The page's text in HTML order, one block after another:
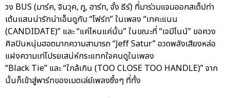
วง BUS (มาร์ค, จินวุค, ภู, ฮาร์ท, จั๋ง ธีร์) ที่มาร่วมแจมออกสเต็ปท่า
เต้นแสนน่ารักน่าเอ็นดูกับ “โฟร์ท” ในเพลง “เทคะแนน
(CANDIDATE)” และ “แค่ไหนแค่นั้น” ในขณะที่ “เจมีไนน์” ขอควง
ศิลปินหนุ่มฮอตมากความสามารถ “Jeff Satur” อวดพลังเสียงหล่อ
แฝงความเท่โปรยเสน่ห์กระแทกใจคนดูในเพลง
“Black Tie” และ “ใกล้เกิน (TOO CLOSE TOO HANDLE)” จาก
นั้นก็เข้าสู่พาร์ทของเมดเล่ย์เพลงซึ้งๆ ที่ทั้ง